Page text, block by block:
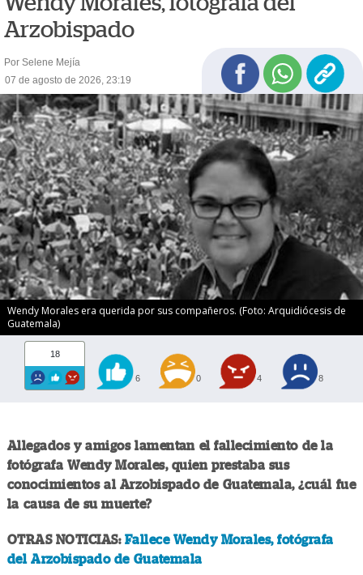
Arzobispado
Por Selene Mejía
07 de agosto de 2026, 23:19
Wendy Morales era querida por sus compañeros. (Foto: Arquidiócesis de
Guatemala)
18
6 0 4 8
Allegados y amigos lamentan el fallecimiento de la
fotógrafa Wendy Morales, quien prestaba sus
conocimientos al Arzobispado de Guatemala, ¿cuál fue
la causa de su muerte?
OTRAS NOTICIAS: Fallece Wendy Morales, fotógrafa
del Arzobispado de Guatemala